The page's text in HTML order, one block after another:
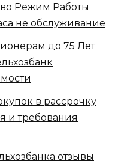
Режим Работы
не обслуживание
до 75 Лет
в рассрочку
и требования
отзывы